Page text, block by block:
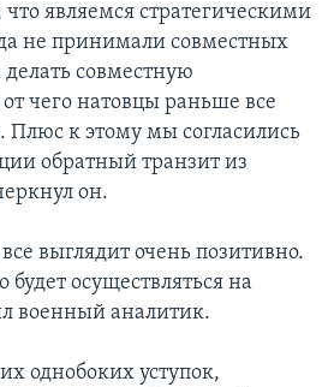
являемся стратегическими
не принимали совместных
совместную
чего натовцы раньше все
Плюс к этому мы согласились
обратный транзит из
он.
выглядит очень позитивно.
осуществляться на
военный аналитик.
однобоких уступок,